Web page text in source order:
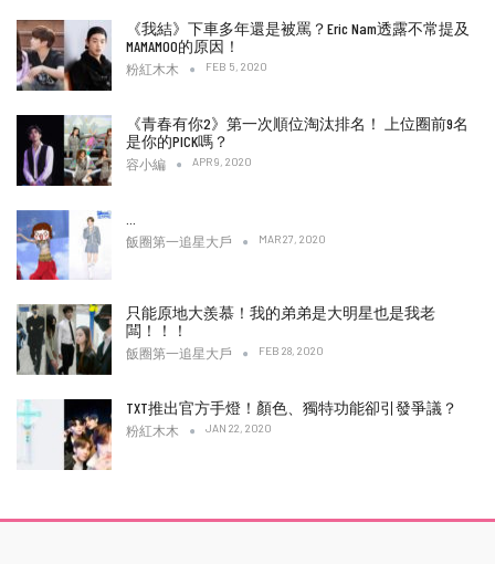
《我結》下車多年還是被罵？Eric Nam透露不常提及
MAMAMOO的原因！
粉紅木木 FEB 5, 2020
《青春有你2》第一次順位淘汰排名！ 上位圈前9名
是你的PICK嗎？
容小編 APR 9, 2020
飯圈第一追星大戶 MAR 27, 2020
只能原地大羨慕！我的弟弟是大明星也是我老
闆！！！
飯圈第一追星大戶 FEB 28, 2020
TXT推出官方手燈！顏色、獨特功能卻引發爭議？
粉紅木木 JAN 22, 2020